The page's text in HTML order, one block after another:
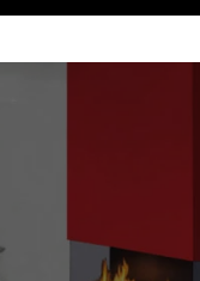
REALA,
gaz - flacara
Dealer